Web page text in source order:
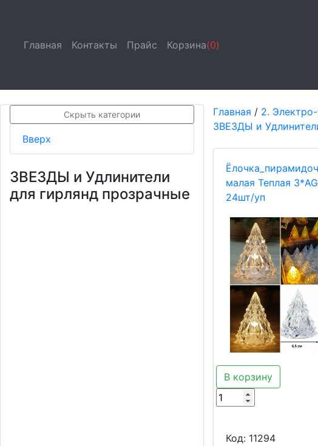
Главная (current)
Контакты (current)
Прайс (current)
Корзина(0)
Скрыть категории
Вверх
ЗВЕЗДЫ и Удлинители
для гирлянд прозрачные
Главная / 2.
ЗВЕЗДЫ и
малая Теплая
24шт/уп
В корзину
Код: 11294